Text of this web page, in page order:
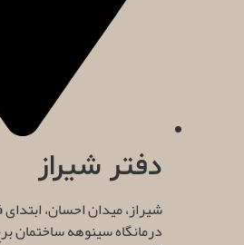
دفتر شیراز
شیراز، میدان احسان،